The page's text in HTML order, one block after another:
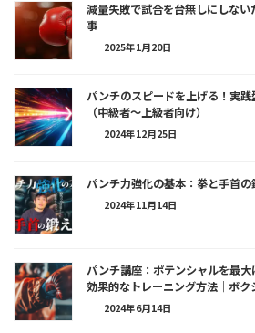
減量失敗で試合を台無しにしな
事
2025年1月20日
パンチのスピードを上げる！実
（中級者～上級者向け）
2024年12月25日
パンチ力強化の基本：拳と手首
2024年11月14日
パンチ講座：ポテンシャルを最
効果的なトレーニング方法｜ボク
2024年6月14日